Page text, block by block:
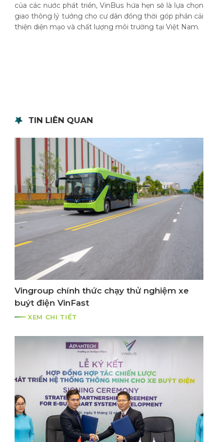
của các nước phát triển, VinBus hứa hẹn sẽ là lựa chọn
giao thông lý tưởng cho cư dân đồng thời góp phần cải
thiện diện mạo và chất lượng môi trường tại Việt Nam.
TIN LIÊN QUAN
Vingroup chính thức chạy thử nghiệm xe
buýt điện VinFast
XEM CHI TIẾT